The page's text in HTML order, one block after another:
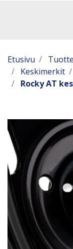
Etusivu
Keskimerkit
Rocky AT